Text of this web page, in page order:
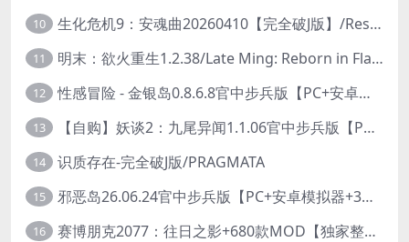
10 生化危机9：安魂曲20260410【完全破J版】/Resident Evil Requiem 9
11 明末：欲火重生1.2.38/Late Ming: Reborn in Flames
12 性感冒险 - 金银岛0.8.6.8官中步兵版【PC+安卓模拟器+3D生存冒险/开放世界/精品沙盒/扶她】/ Sensual Adventures - Treasure Island【9.3G】
13 【自购】妖谈2：九尾异闻1.1.06官中步兵版【PC+安卓模拟器+植物大战僵尸H版+塔防SLG】/Yokai Art 2- Tales of the Nine-Tails【4.13G】
14 识质存在-完全破J版/PRAGMATA
15 邪恶岛26.06.24官中步兵版【PC+安卓模拟器+3D大型生存/动作ACT/开放世界】/Wicked Island【7.53G】
16 赛博朋克2077：往日之影+680款MOD【独家整合最新中文MOD管理器+在线下载1.7万N网MOD】/Cyberpunk 2077 Ver2.31 MOD V2025.11.8